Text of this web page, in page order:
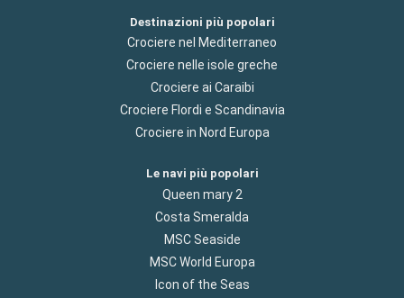
Destinazioni più popolari
Crociere nel Mediterraneo
Crociere nelle isole greche
Crociere ai Caraibi
Crociere Flordi e Scandinavia
Crociere in Nord Europa
Le navi più popolari
Queen mary 2
Costa Smeralda
MSC Seaside
MSC World Europa
Icon of the Seas